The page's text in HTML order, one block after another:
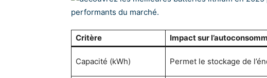
Critère Impact sur
Capacité (kWh) Permet le stockage de